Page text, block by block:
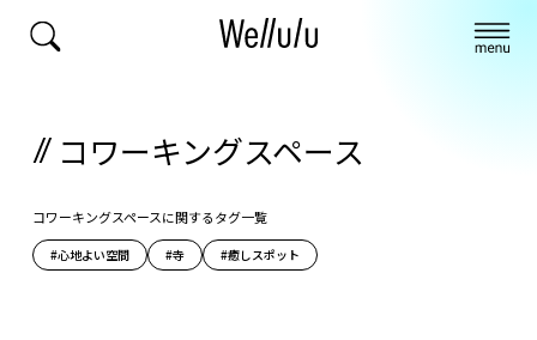
コワーキングスペース
コワーキングスペースに関するタグ一覧
#心地よい空間 #寺 #癒しスポット